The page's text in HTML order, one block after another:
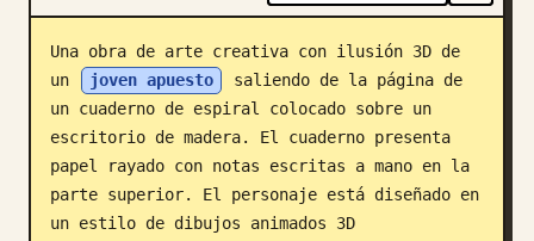
Descargar
Blog
Actualizaciones
Una obra de arte creativa con ilusión 3D de
un
joven apuesto
saliendo de la página de
un cuaderno de espiral colocado sobre un
escritorio de madera. El cuaderno presenta
papel rayado con notas escritas a mano en la
parte superior. El personaje está diseñado en
un estilo de dibujos animados 3D